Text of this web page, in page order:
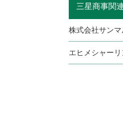
三星商事関
株式会社サンマ
エヒメシャー